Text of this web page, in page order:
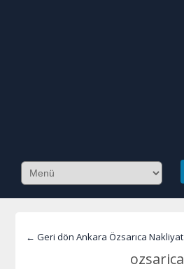
← Geri dön Ankara Özsarıca Nakliyat
ozsarica